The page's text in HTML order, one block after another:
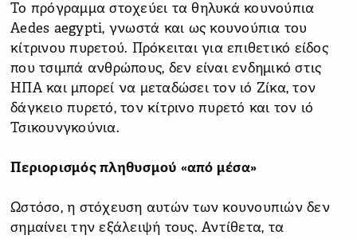
Το πρόγραμμα στοχεύει τα θηλυκά κουνούπια
Aedes aegypti, γνωστά και ως κουνούπια του
κίτρινου πυρετού. Πρόκειται για επιθετικό είδος
που τσιμπά ανθρώπους, δεν είναι ενδημικό στις
ΗΠΑ και μπορεί να μεταδώσει τον ιό Ζίκα, τον
δάγκειο πυρετό, τον κίτρινο πυρετό και τον ιό
Τσικουνγκούνια.
Περιορισμός πληθυσμού «από μέσα»
Ωστόσο, η στόχευση αυτών των κουνουπιών δεν
σημαίνει την εξάλειψή τους. Αντίθετα, τα